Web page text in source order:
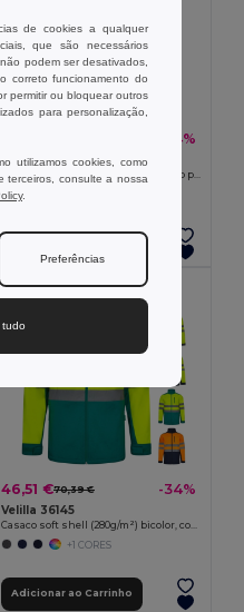
-34%
Velilla 36136
46,51 €70,39 € -34%
Velilla 36145
+1 CORES
Adicionar ao Carrinho
de cookies a qualquer
que são necessários
podem ser desativados,
correto funcionamento do
permitir ou bloquear outros
para personalização,
utilizamos cookies, como
terceiros, consulte a nossa
.
Preferências
tudo